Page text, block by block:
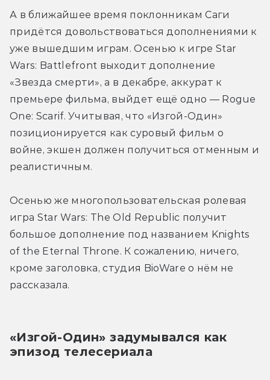
А в ближайшее время поклонникам Саги
придётся довольствоваться дополнениями к
уже вышедшим играм. Осенью к игре Star
Wars: Battlefront выходит дополнение
«Звезда смерти», а в декабре, аккурат к
премьере фильма, выйдет ещё одно — Rogue
One: Scarif. Учитывая, что «Изгой-Один»
позиционируется как суровый фильм о
войне, экшен должен получиться отменным и
реалистичным.
Осенью же многопользовательская ролевая
игра Star Wars: The Old Republic получит
большое дополнение под названием Knights
of the Eternal Throne. К сожалению, ничего,
кроме заголовка, студия BioWare о нём не
рассказала.
«Изгой-Один» задумывался как
эпизод телесериала